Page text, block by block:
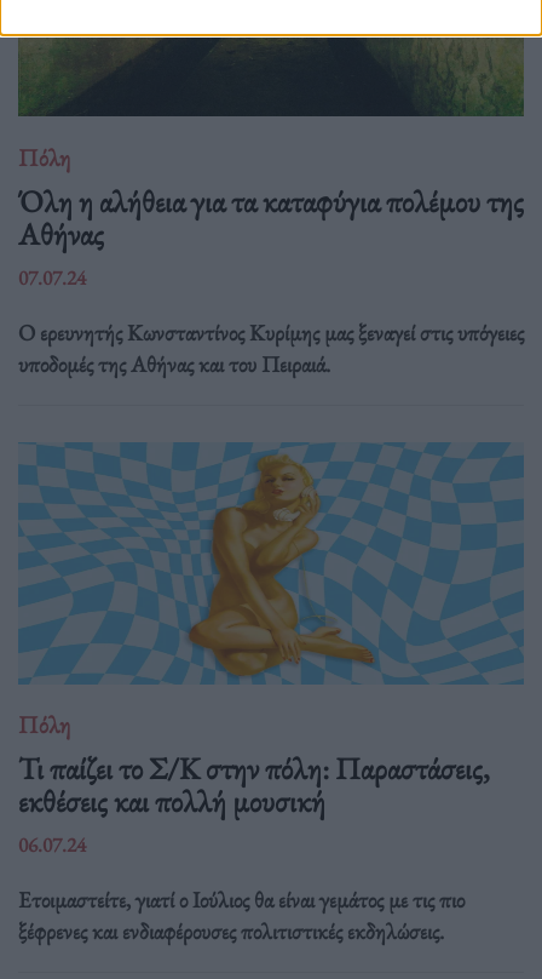
Πόλη
Όλη η αλήθεια για τα καταφύγια πολέμου της
Αθήνας
07.07.24
Ο ερευνητής Κωνσταντίνος Κυρίμης μας ξεναγεί στις υπόγειες
υποδομές της Αθήνας και του Πειραιά.
Πόλη
Τι παίζει το Σ/Κ στην πόλη: Παραστάσεις,
εκθέσεις και πολλή μουσική
06.07.24
Ετοιμαστείτε, γιατί ο Ιούλιος θα είναι γεμάτος με τις πιο
ξέφρενες και ενδιαφέρουσες πολιτιστικές εκδηλώσεις.